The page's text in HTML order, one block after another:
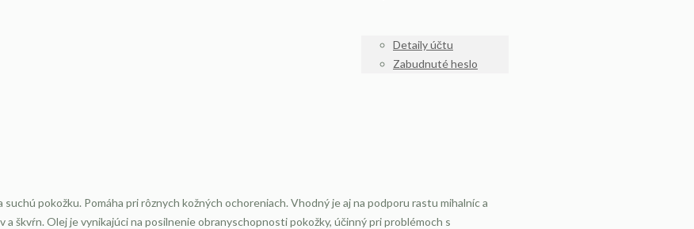
Detaily účtu
Zabudnuté heslo
pokožku. Pomáha pri rôznych kožných ochoreniach. Vhodný je aj na podporu rastu mihalníc a
škvŕn. Olej je vynikajúci na posilnenie obranyschopnosti pokožky, účinný pri problémoch s